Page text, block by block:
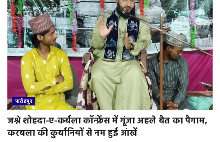
फतेहपुर
जश्ने शोहदा-ए-कर्बला कॉन्फ्रेंस में गूंजा अहले बैत का पैगाम,
करबला की कुर्बानियों से नम हुई आंखें